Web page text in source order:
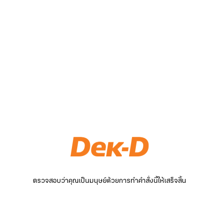
ตรวจสอบว่าคุณเป็นมนุษย์ด้วยการทำคำสั่งนี้ให้เสร็จสิ้น